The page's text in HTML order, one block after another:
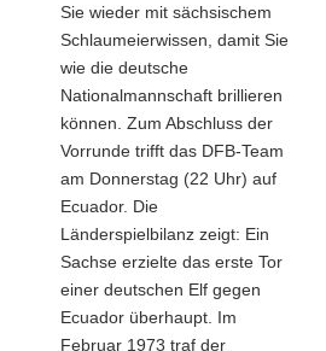
Sie wieder mit sächsischem
Schlaumeierwissen, damit Sie
wie die deutsche
Nationalmannschaft brillieren
können. Zum Abschluss der
Vorrunde trifft das DFB-Team
am Donnerstag (22 Uhr) auf
Ecuador. Die
Länderspielbilanz zeigt: Ein
Sachse erzielte das erste Tor
einer deutschen Elf gegen
Ecuador überhaupt. Im
Februar 1973 traf der